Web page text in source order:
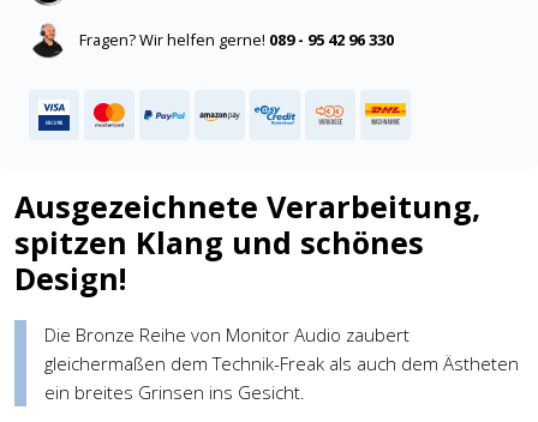
Fragen? Wir helfen gerne! 089 - 95 42 96 330
Ausgezeichnete Verarbeitung,
spitzen Klang und schönes
Design!
Die Bronze Reihe von Monitor Audio zaubert
gleichermaßen dem Technik-Freak als auch dem Ästheten
ein breites Grinsen ins Gesicht.